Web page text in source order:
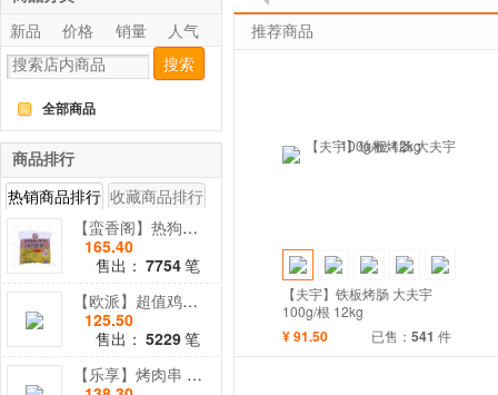
推荐商品
【夫宇】铁板烤肠 大夫宇
100g/根 12kg
¥91.50 已售：541 件
新品 价格 销量
人气
搜索
- 全部商品
商品排行
热销商品排行 收藏商品排行
【蛮香阁】热狗香肠 1.8kg*10袋 18kg
165.40
售出： 7754笔
【欧派】超值鸡肉培根1.5kg*8包 12kg
125.50
售出： 5229笔
【乐享】烤肉串 多规格